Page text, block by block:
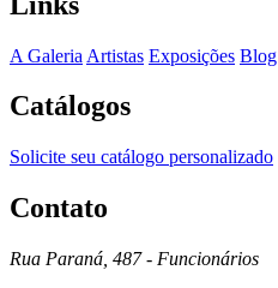
A Galeria Artistas Exposições Blog
Catálogos
Solicite seu catálogo personalizado
Contato
Rua Paraná, 487 - Funcionários